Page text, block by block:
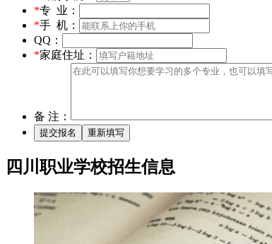
*专 业：
*手 机：
QQ：
*家庭住址：
备 注：
四川职业学校招生信息